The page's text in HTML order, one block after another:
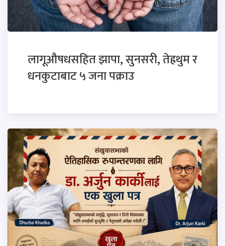
लागूऔषधसहित झापा, सुनसरी, तेह्रथुम र
धनकुटाबाट ५ जना पक्राउ